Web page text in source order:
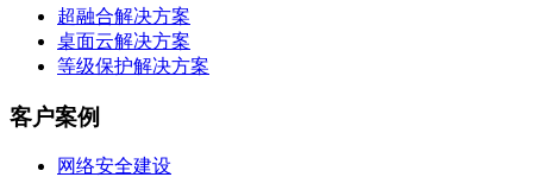
超融合解决方案
桌面云解决方案
等级保护解决方案
客户案例
网络安全建设